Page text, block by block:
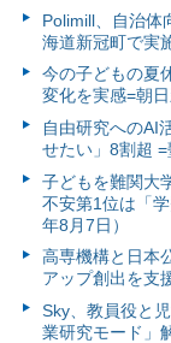
Polimill、自治体
海道新冠町で実
今の子どもの夏
変化を実感=朝
自由研究へのAI
せたい」8割超 =
子どもを難関大
不安第1位は「
年8月7日）
高専機構と日本
アップ創出を支
Sky、教員役と
業研究モード」